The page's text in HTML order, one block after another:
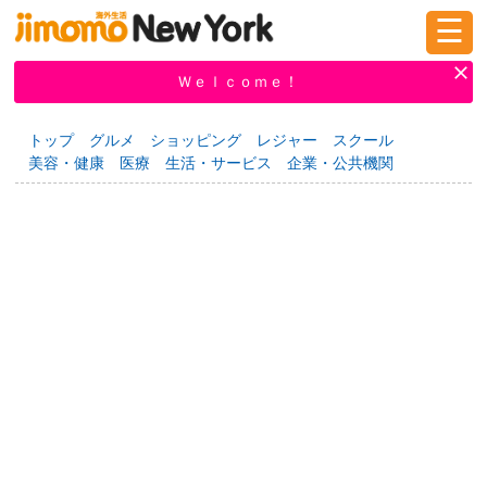
新規登録
掲示板 タウン情報 教えて！
☰
Ｗｅｌｃｏｍｅ！
トップ グルメ ショッピング レジャー
スクール
美容・健康
医療 生活・サービス 企業・公共機関